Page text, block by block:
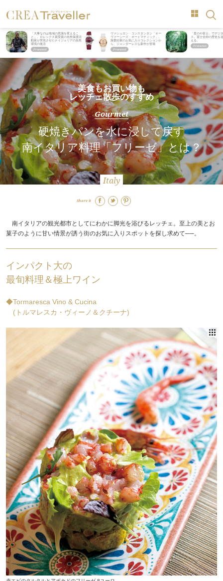
「大事なのは地域の意識を変えるこ
と」。ロレックス賞受賞の自然保護活
動家が実現させたナイジェリアの自然
環境の復活
ヴァシュロン・コンスタンタン「オー
ヴァーシーズ・オートマティック」。
旅愛好家のお気に入りコレクションか
ら、ジェンダーレスな新作が登場
「星のや富士」でデジ
ス。冨士信仰の歴史を
える。
美食もお買い物も
レッチェ散歩のすすめ
Gourmet
硬焼きパンを水に浸して戻す
南イタリア料理「フリーゼ」とは？
Italy
Share it
南イタリアの観光都市としてにわかに脚光を浴びるレッチェ。至上の美とお
菓子のように甘い情景が誘う街のお気に入りスポットを探し求めて──。
インパクト大の
最旬料理＆極上ワイン
◆Tormaresca Vino & Cucina
(トルマレスカ・ヴィーノ＆クチーナ)